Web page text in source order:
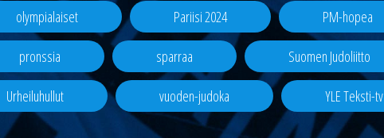
olympialaiset Pariisi 2024 PM-hopea
pronssia sparraa Suomen Judoliitto
Urheiluhullut vuoden-judoka YLE Teksti-tv